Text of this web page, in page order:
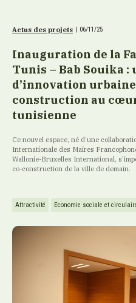
Actus des projets | 06/11/25
Inauguration de la
Tunis – Bab Souika :
d’innovation
construction au
tunisienne
Ce nouvel espace, né d’une
Internationale des Maires
Wallonie-Bruxelles International,
co-construction de la ville de demain.
Attractivité Economie sociale et